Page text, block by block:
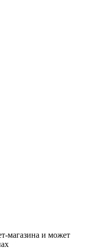
магазина и может